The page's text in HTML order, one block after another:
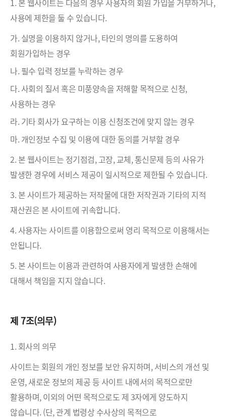
1. 본 웹사이트는 다음의 경우 사용자의 회원 가입을 거부하거나,
사용에 제한을 둘 수 있습니다.
가. 실명을 이용하지 않거나, 타인의 명의를 도용하여
회원가입하는 경우
나. 필수 입력 정보를 누락하는 경우
다. 사회의 질서 혹은 미풍양속을 저해할 목적으로 신청,
사용하는 경우
라. 기타 회사가 요구하는 이용 신청조건에 맞지 않는 경우
마. 개인정보 수집 및 이용에 대한 동의를 거부할 경우
2. 본 웹사이트는 정기점검, 고장, 교체, 통신문제 등의 사유가
발생한 경우에 서비스 제공이 일시적으로 제한될 수 있습니다.
3. 본 사이트가 제공하는 저작물에 대한 저작권과 기타의 지적
재산권은 본 사이트에 귀속합니다.
4. 사용자는 사이트를 이용함으로써 영리 목적으로 이용해서는
안됩니다.
5. 본 사이트는 이용과 관련하여 사용자에게 발생한 손해에
대해서 책임을 지지 않습니다.
제 7조(의무)
1. 회사의 의무
사이트는 회원의 개인 정보를 보안 유지하며, 서비스의 개선 및
운영, 새로운 정보의 제공 등 사이트 내에서의 목적으로만
활용하며, 이외의 어떤 목적으로도 제 3자에게 양도하지
않습니다. (단, 관계 법령상 수사상의 목적으로